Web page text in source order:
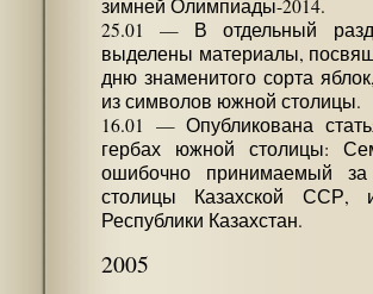
зимней Олимпиады-2014.
25.01 — В отдельный
выделены материалы,
дню знаменитого сорта
из символов южной столицы.
16.01 — Опубликована
гербах южной столицы:
ошибочно принимаемый
столицы Казахской ССР,
Республики Казахстан.
2005